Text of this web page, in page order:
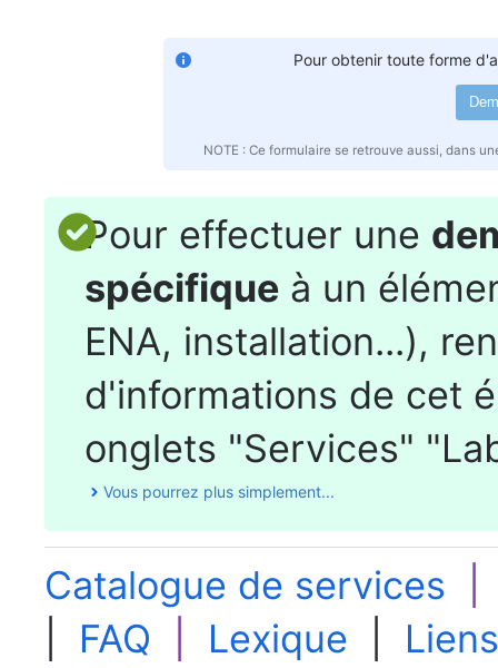
Pour obtenir toute forme
NOTE : Ce formulaire se retrouve aussi, dans
Pour effectuer une
spécifique à un
ENA, installation...),
d'informations de cet
onglets "Services"
Vous pourrez plus simplement...
Catalogue de services
FAQ Lexique